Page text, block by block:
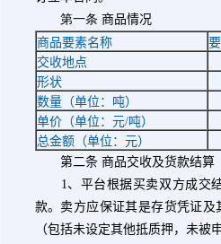
第一条 商品情况
商品要素名称
交收地点
形状
数量（单位：吨）
单价（单位：元/吨）
总金额（单位：元）
第二条 商品交收及货款结算
1、平台根据买卖双方成交
款。卖方应保证其是存货凭证
（包括未设定其他抵质押，未被